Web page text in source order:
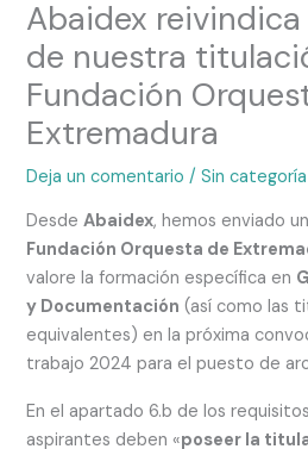
Abaidex
de nuestra
Fundación
Extremadura
Deja un comentario /Sin categoría
DesdeAbaidex, hemos enviado
Fundación Orquesta de
valore la formación específica en
y Documentación (así como las
equivalentes) en la próxima
trabajo 2024 para el puesto de
En el apartado 6.b de los
aspirantes deben «poseer la